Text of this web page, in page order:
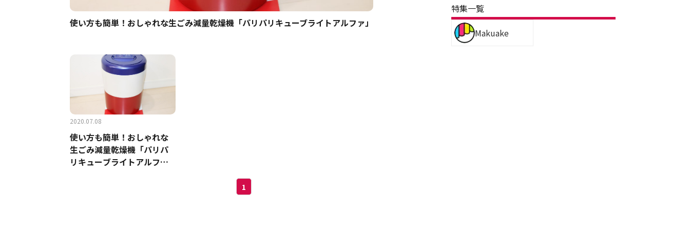
使い方も簡単！おしゃれな生ごみ減量乾燥機「パリパリキューブライトアルファ」
2020.07.08
使い方も簡単！おしゃれな
生ごみ減量乾燥機「パリパ
リキューブライトアルフ
1
特集一覧
Makuake